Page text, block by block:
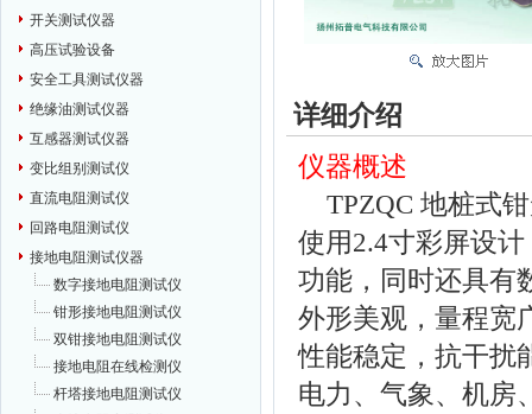
开关测试仪器
高压试验设备
安全工具测试仪器
绝缘油测试仪器
互感器测试仪器
变比组别测试仪
直流电阻测试仪
回路电阻测试仪
接地电阻测试仪器
数字接地电阻测试仪
钳形接地电阻测试仪
双钳接地电阻测试仪
接地电阻在线检测仪
杆塔接地电阻测试仪
详细介绍
仪器概述
TPZQC 地桩式
使用2.4寸彩屏设
功能，同时还具有
外形美观，量程宽
性能稳定，抗干扰
电力、气象、机房